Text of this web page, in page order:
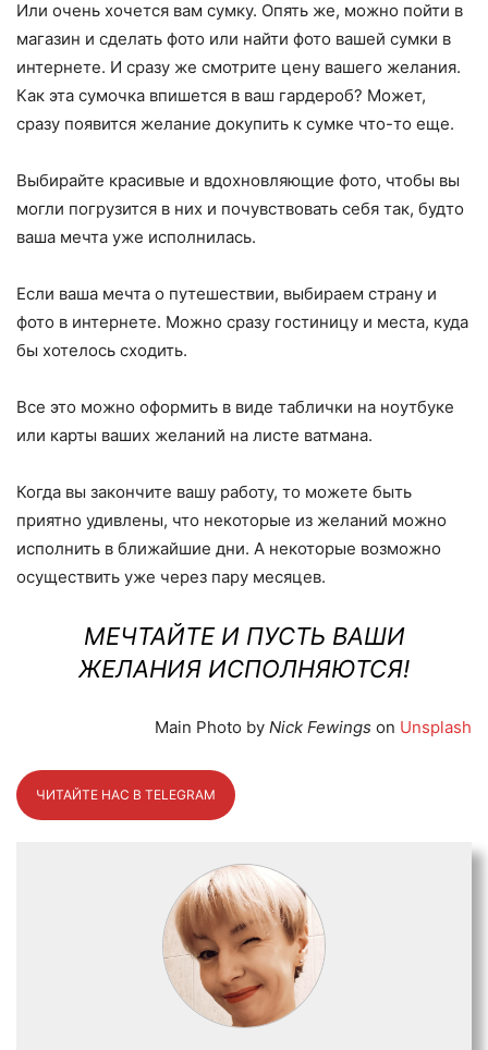
Или очень хочется вам сумку. Опять же, можно пойти в
магазин и сделать фото или найти фото вашей сумки в
интернете. И сразу же смотрите цену вашего желания.
Как эта сумочка впишется в ваш гардероб? Может,
сразу появится желание докупить к сумке что-то еще.
Выбирайте красивые и вдохновляющие фото, чтобы вы
могли погрузится в них и почувствовать себя так, будто
ваша мечта уже исполнилась.
Если ваша мечта о путешествии, выбираем страну и
фото в интернете. Можно сразу гостиницу и места, куда
бы хотелось сходить.
Все это можно оформить в виде таблички на ноутбуке
или карты ваших желаний на листе ватмана.
Когда вы закончите вашу работу, то можете быть
приятно удивлены, что некоторые из желаний можно
исполнить в ближайшие дни. А некоторые возможно
осуществить уже через пару месяцев.
МЕЧТАЙТЕ И ПУСТЬ ВАШИ
ЖЕЛАНИЯ ИСПОЛНЯЮТСЯ!
Main Photo by Nick Fewings on Unsplash
ЧИТАЙТЕ НАС В TELEGRAM